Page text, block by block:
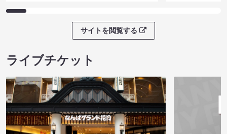
サイトを閲覧する
ライブチケット